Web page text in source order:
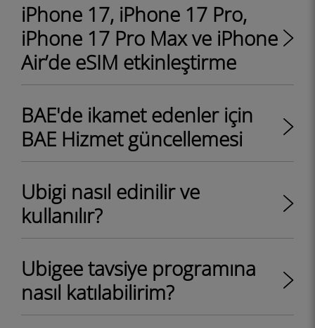
iPhone 17, iPhone 17 Pro,
iPhone 17 Pro Max ve iPhone
Air’de eSIM etkinleştirme
BAE'de ikamet edenler için
BAE Hizmet güncellemesi
Ubigi nasıl edinilir ve
kullanılır?
Ubigee tavsiye programına
nasıl katılabilirim?